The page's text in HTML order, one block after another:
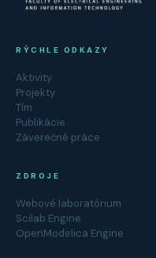
RÝCHLE ODKAZY
Aktivity
Projekty
Tím
Publikácie
Záverečné práce
ZDROJE
Webové laboratórium
Scilab Engine
OpenModelica Engine